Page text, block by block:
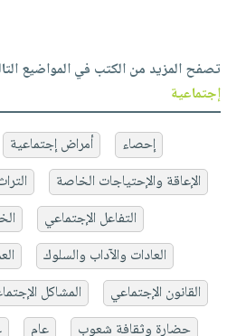
تصفح المزيد من الكتب في المواضيع
إجتماعية
إحصاء أمراض إجتماعية
الإعاقة والإحتياجات الخاصة
التفاعل الإجتماعي
العادات والآداب والسلوك
القانون الإجتماعي
المشاكل
حضارة وثقافة شعوب
عام